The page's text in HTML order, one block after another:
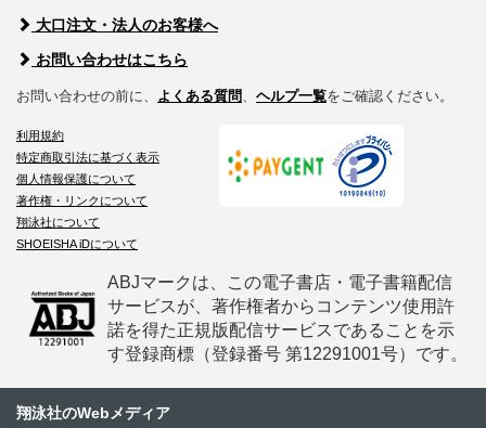
大口注文・法人のお客様へ
お問い合わせはこちら
お問い合わせの前に、 よくある質問 ヘルプ一覧をご確認ください。
利用規約
特定商取引法に基づく表示
個人情報保護について
著作権・リンクについて
翔泳社について
SHOEISHA iDについて
ABJマークは、この電子書店・電子書籍配信
サービスが、著作権者からコンテンツ使用許
諾を得た正規版配信サービスであることを示
す登録商標（登録番号 第12291001号）です。
翔泳社のWebメディア